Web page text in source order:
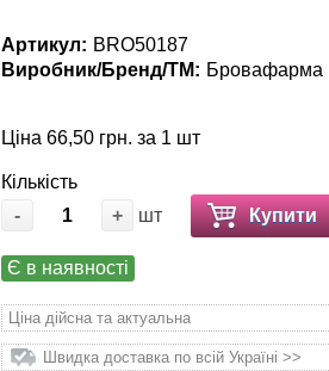
Артикул: BRO50187
Виробник/Бренд/ТМ: Бровафарма
Ціна 66,50 грн. за 1 шт
Кількість
-
+ шт Купити
Є в наявності
Ціна дійсна та актуальна
Швидка доставка по всій Україні >>